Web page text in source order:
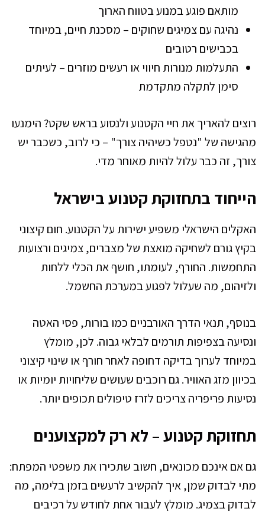
מותאם פוגע במנוע בטווח הארוך
נהיגה עם צמיגים שחוקים – מסכנת חיים, במיוחד
בכבישים רטובים
התעלמות מנורות חיווי או רעשים מוזרים – לעיתים
סימן לתקלה מתקדמת
רוצים להאריך את חיי הקטנוע ולנסוע בראש שקט? הימנעו
מהגישה של "נטפל כשיהיה צורך" – כי לרוב, כשכבר יש
צורך, זה כבר עלול להיות מאוחר מדי.
הייחוד בתחזוקת קטנוע בישראל
האקלים הישראלי משפיע ישירות על הקטנוע. חום קיצוני
בקיץ גורם לשחיקה מואצת של מצברים, צמיגים ורצועות
התחמשות. החורף, לעומתו, חושף את הכלי ללחות
ולזיהום, מה שעלול לפגוע במערכת החשמל.
בנוסף, תנאי הדרך האורבניים כמו בורות, פסי האטה
ונסיעה בצפיפות תורמים לבלאי גבוה. לכן, מומלץ
במיוחד לערוך בדיקה דחופה לאחר חורף או שינוי קיצוני
בכיוון מזג האוויר. גם רוכבים שעושים שליחויות יומיות או
נסיעות פריפריה צריכים לזרז טיפולים תכופים יותר.
תחזוקת קטנוע – לא רק למקצוענים
גם אם אינכם מכונאים, חשוב שתכירו את משפטי המפתח:
מתי לבדוק שמן, איך להקשיב לרעשים בזמן בלימה, מה
לבדוק בצמיג. מומלץ לעבור אחת לחודש על רכיבים